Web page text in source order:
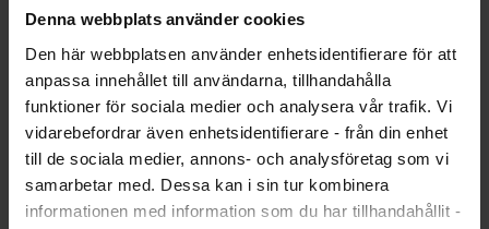
Denna webbplats använder cookies
Den här webbplatsen använder enhetsidentifierare för att
anpassa innehållet till användarna, tillhandahålla
funktioner för sociala medier och analysera vår trafik. Vi
vidarebefordrar även enhetsidentifierare - från din enhet
till de sociala medier, annons- och analysföretag som vi
samarbetar med. Dessa kan i sin tur kombinera
informationen med information som du har tillhandahållit -
Göran Arrius är Sacos ordförande. Sacos styrelse ansvarar för
Sacos strategi och prioritering av verksamhetens mål och
inriktning mellan kongresserna. Styrelsen beslutar varje år
om det kommande årets verksamhet och budget.
Nyhet